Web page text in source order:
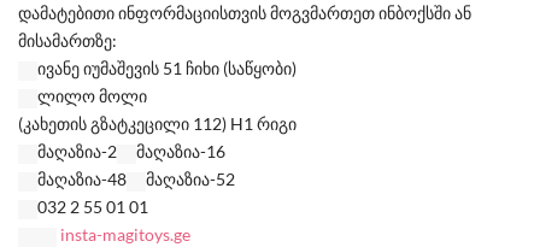
დამატებითი ინფორმაციისთვის მოგვმართეთ ინბოქსში ან
მისამართზე:
ივანე იუმაშევის 51 ჩიხი (საწყობი)
ლილო მოლი
(კახეთის გზატკეცილი 112) H1 რიგი
მაღაზია-2
მაღაზია-16
მაღაზია-48
მაღაზია-52
032 2 55 01 01
insta-magitoys.ge